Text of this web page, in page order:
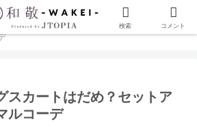
入学式でロングスカートはだめ？セット
スカートはだめ？セットア
ルコーデ
検索 コメント